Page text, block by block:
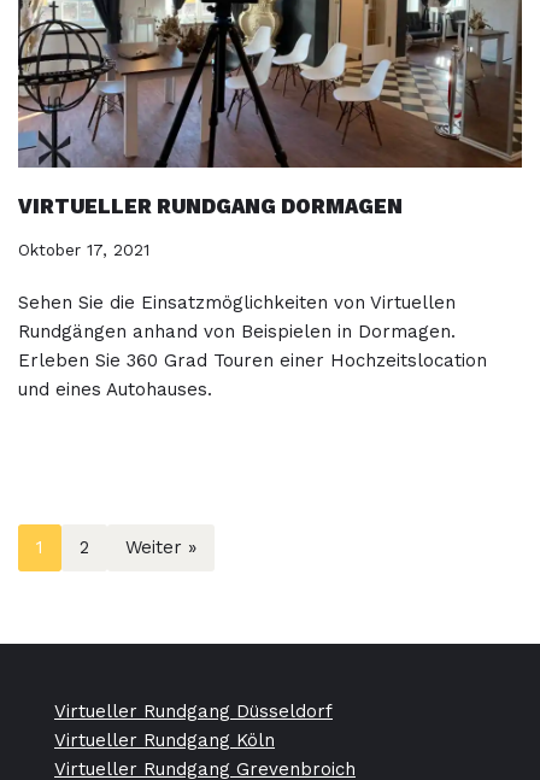
VIRTUELLER RUNDGANG DORMAGEN
Oktober 17, 2021
Sehen Sie die Einsatzmöglichkeiten von Virtuellen
Rundgängen anhand von Beispielen in Dormagen.
Erleben Sie 360 Grad Touren einer Hochzeitslocation
und eines Autohauses.
1 2 Weiter »
Virtueller Rundgang Düsseldorf
Virtueller Rundgang Köln
Virtueller Rundgang Grevenbroich